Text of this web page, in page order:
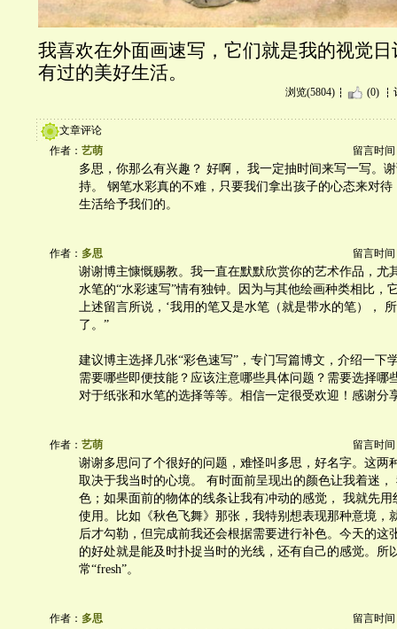
我喜欢在外面画速写，它们就是我的视觉
有过的美好生活。
浏览(5804) (0)
文章评论
作者： 艺萌 留言时间
多思，你那么有兴趣？ 好啊， 我一定抽时间来写一写。
持。 钢笔水彩真的不难，只要我们拿出孩子的心态来对待
生活给予我们的。
作者： 多思 留言时间
谢谢博主慷慨赐教。我一直在默默欣赏你的艺术作品，尤
水笔的“水彩速写”情有独钟。因为与其他绘画种类相比，
上述留言所说，‘我用的笔又是水笔（就是带水的笔），
了。”
建议博主选择几张“彩色速写”，专门写篇博文，介绍一下
需要哪些即便技能？应该注意哪些具体问题？需要选择哪
对于纸张和水笔的选择等等。相信一定很受欢迎！感谢分
作者： 艺萌 留言时间
谢谢多思问了个很好的问题，难怪叫多思，好名字。这两
取决于我当时的心境。 有时面前呈现出的颜色让我着迷，
色；如果面前的物体的线条让我有冲动的感觉， 我就先用
使用。比如《秋色飞舞》那张，我特别想表现那种意境，
后才勾勒，但完成前我还会根据需要进行补色。今天的这
的好处就是能及时扑捉当时的光线，还有自己的感觉。所
常“fresh”。
作者： 多思 留言时间